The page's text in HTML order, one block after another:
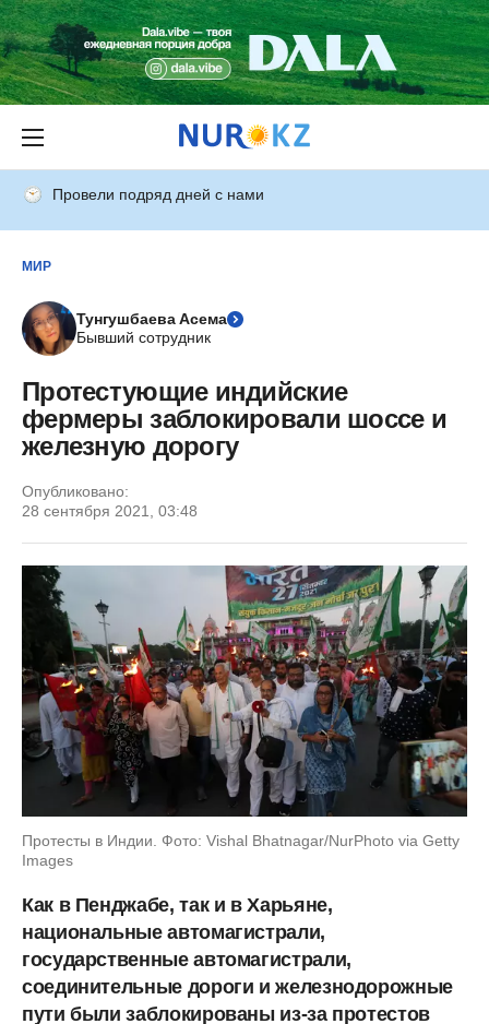
Провели подряд дней с нами
МИР
Тунгушбаева Асема
Бывший сотрудник
Протестующие индийские
фермеры заблокировали шоссе и
железную дорогу
Опубликовано:
28 сентября 2021, 03:48
Протесты в Индии. Фото: Vishal Bhatnagar/NurPhoto via Getty
Images
Как в Пенджабе, так и в Харьяне,
национальные автомагистрали,
государственные автомагистрали,
соединительные дороги и железнодорожные
пути были заблокированы из-за протестов